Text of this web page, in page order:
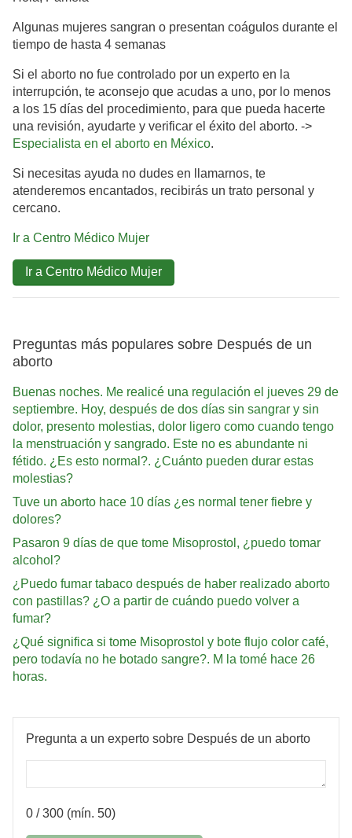
Algunas mujeres sangran o presentan coágulos durante el
tiempo de hasta 4 semanas
Si el aborto no fue controlado por un experto en la
interrupción, te aconsejo que acudas a uno, por lo menos
a los 15 días del procedimiento, para que pueda hacerte
una revisión, ayudarte y verificar el éxito del aborto. ->
Especialista en el aborto en México.
Si necesitas ayuda no dudes en llamarnos, te
atenderemos encantados, recibirás un trato personal y
cercano.
Ir a Centro Médico Mujer
Ir a Centro Médico Mujer
Preguntas más populares sobre Después de un
aborto
Buenas noches. Me realicé una regulación el jueves 29 de
septiembre. Hoy, después de dos días sin sangrar y sin
dolor, presento molestias, dolor ligero como cuando tengo
la menstruación y sangrado. Este no es abundante ni
fétido. ¿Es esto normal?. ¿Cuánto pueden durar estas
molestias?
Tuve un aborto hace 10 días ¿es normal tener fiebre y
dolores?
Pasaron 9 días de que tome Misoprostol, ¿puedo tomar
alcohol?
¿Puedo fumar tabaco después de haber realizado aborto
con pastillas? ¿O a partir de cuándo puedo volver a
fumar?
¿Qué significa si tome Misoprostol y bote flujo color café,
pero todavía no he botado sangre?. M la tomé hace 26
horas.
Pregunta a un experto sobre Después de un aborto
0 / 300 (mín. 50)